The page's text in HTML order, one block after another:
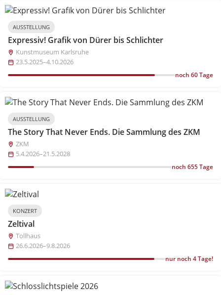
AUSSTELLUNG
Expressiv! Grafik von Dürer bis Schlichter
Kunstmuseum Karlsruhe
23.5.2025–4.10.2026
noch 60 Tage
AUSSTELLUNG
The Story That Never Ends. Die Sammlung des ZKM
ZKM
5.4.2026–21.5.2028
noch 655 Tage
KONZERT
Zeltival
Tollhaus
26.6.2026–9.8.2026
nur noch 4 Tage!